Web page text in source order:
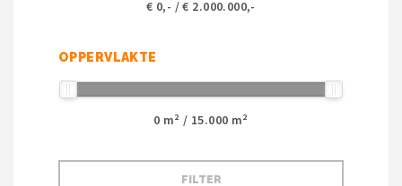
€ 0,- / € 2.000.000,-
OPPERVLAKTE
0 m² / 15.000 m²